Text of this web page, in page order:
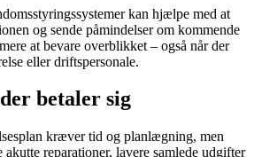
kan hjælpe med at
og sende påmindelser om kommende
at bevare overblikket – også når der
eller driftspersonale.
betaler sig
kræver tid og planlægning, men
reparationer, lavere samlede udgifter